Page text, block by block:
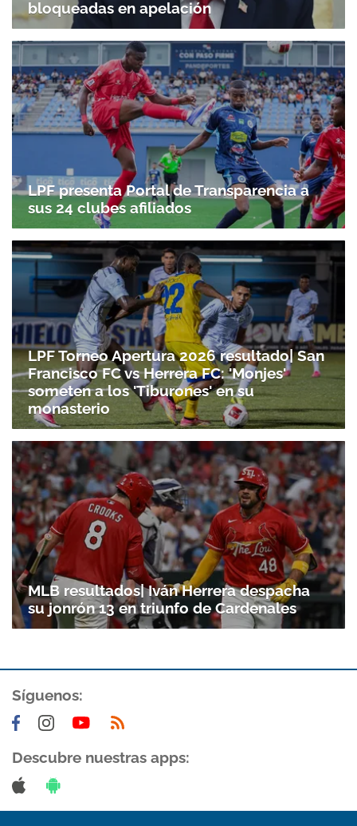
Gracias por suscribirte a nuestro boletín.
ACEPTAR
bloqueadas en apelación
LPF presenta Portal de Transparencia a
sus 24 clubes afiliados
LPF Torneo Apertura 2026 resultado| San
Francisco FC vs Herrera FC: 'Monjes'
someten a los 'Tiburones' en su
monasterio
MLB resultados| Iván Herrera despacha
su jonrón 13 en triunfo de Cardenales
Síguenos:
Descubre nuestras apps: